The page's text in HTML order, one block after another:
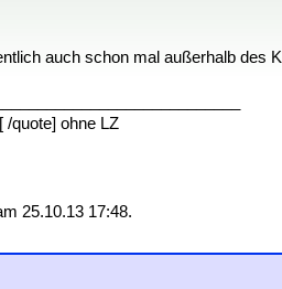
auch schon mal außerhalb des
/quote] ohne LZ
25.10.13 17:48.